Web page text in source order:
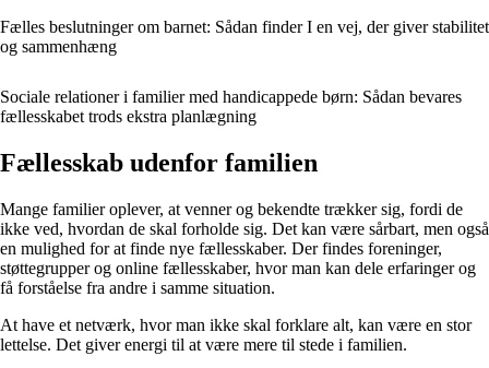
Fælles beslutninger om barnet: Sådan finder I en vej, der giver stabilitet
og sammenhæng
Sociale relationer i familier med handicappede børn: Sådan bevares
fællesskabet trods ekstra planlægning
Fællesskab udenfor familien
Mange familier oplever, at venner og bekendte trækker sig, fordi de
ikke ved, hvordan de skal forholde sig. Det kan være sårbart, men også
en mulighed for at finde nye fællesskaber. Der findes foreninger,
støttegrupper og online fællesskaber, hvor man kan dele erfaringer og
få forståelse fra andre i samme situation.
At have et netværk, hvor man ikke skal forklare alt, kan være en stor
lettelse. Det giver energi til at være mere til stede i familien.